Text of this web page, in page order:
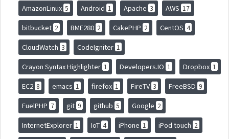
AmazonLinux 5 Android 1 Apache 3 AWS 17
bitbucket 2 BME280 2 CakePHP 2 CentOS 4
CloudWatch 3 CodeIgniter 1
Crayon Syntax Highlighter 1 Developers.IO 1 Dropbox 1
EC2 8 emacs 1 firefox 1 FireTV 3 FreeBSD 9
FuelPHP 7 git 9 github 5 Google 2
InternetExplorer 1 IoT 4 iPhone 1 iPod touch 2